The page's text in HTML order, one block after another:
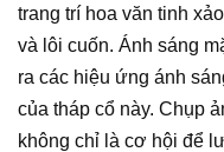
trang trí hoa văn tinh
và lôi cuốn. Ánh sáng
ra các hiệu ứng ánh
của tháp cổ này. Chụp
không chỉ là cơ hội để